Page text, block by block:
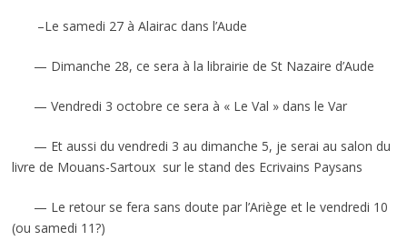
–Le samedi 27 à Alairac dans l’Aude
— Dimanche 28, ce sera à la librairie de St Nazaire d’Aude
— Vendredi 3 octobre ce sera à « Le Val » dans le Var
— Et aussi du vendredi 3 au dimanche 5, je serai au salon du
livre de Mouans-Sartoux sur le stand des Ecrivains Paysans
— Le retour se fera sans doute par l’Ariège et le vendredi 10
(ou samedi 11?)